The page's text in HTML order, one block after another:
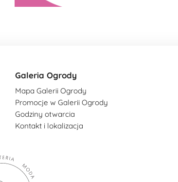
Galeria Ogrody
Mapa Galerii Ogrody
Promocje w Galerii Ogrody
Godziny otwarcia
Kontakt i lokalizacja